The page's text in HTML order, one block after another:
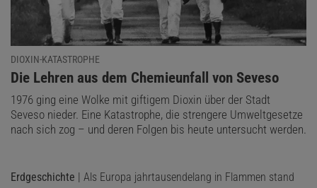
DIOXIN-KATASTROPHE
:
Die Lehren aus dem Chemieunfall von Seveso
1976 ging eine Wolke mit giftigem Dioxin über der Stadt
Seveso nieder. Eine Katastrophe, die strengere Umweltgesetze
nach sich zog – und deren Folgen bis heute untersucht werden.
Erdgeschichte | Als Europa jahrtausendelang in Flammen stand